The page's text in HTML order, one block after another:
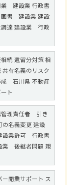
建設業 行政書
書 建設業 建設
達 建設業 行政
続 遺留分対策 相
有名義のリスク
石川県 不動産
ト
理責任者 引き
名義変更 建設
業許可 行政書
業 後継者問題 親
開業サポート ス